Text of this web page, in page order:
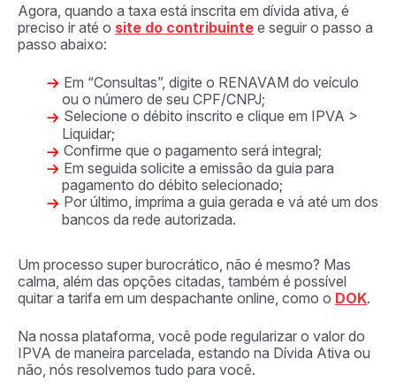
Agora, quando a taxa está inscrita em dívida ativa, é
preciso ir até o site do contribuinte e seguir o passo a
passo abaixo:
Em “Consultas”, digite o RENAVAM do veículo
ou o número de seu CPF/CNPJ;
Selecione o débito inscrito e clique em IPVA >
Liquidar;
Confirme que o pagamento será integral;
Em seguida solicite a emissão da guia para
pagamento do débito selecionado;
Por último, imprima a guia gerada e vá até um dos
bancos da rede autorizada.
Um processo super burocrático, não é mesmo? Mas
calma, além das opções citadas, também é possível
quitar a tarifa em um despachante online, como o DOK.
Na nossa plataforma, você pode regularizar o valor do
IPVA de maneira parcelada, estando na Dívida Ativa ou
não, nós resolvemos tudo para você.